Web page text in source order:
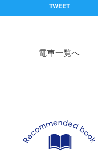
TWEET
電車一覧へ